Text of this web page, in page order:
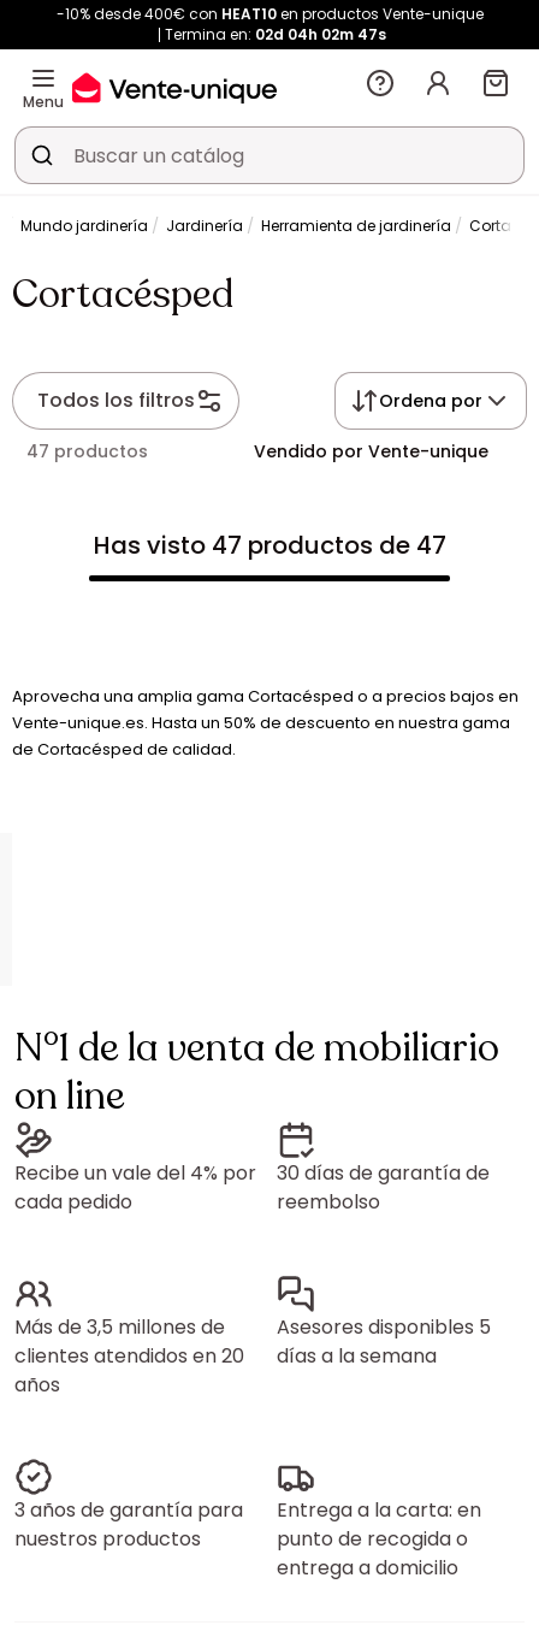
-10% desde 400€ con HEAT10en productos Vente-unique
Termina en: 02d 04h 02m 46s
Menu
Mundo jardinería Jardinería Herramienta de jardinería
Cortacésped
Todos los filtros Ordena por
47 productos Vendido por Vente-unique
Has visto 47 productos de 47
Aprovecha una amplia gama Cortacésped o a precios bajos en
Vente-unique.es. Hasta un 50% de descuento en nuestra gama
de Cortacésped de calidad.
N°1 de la venta de mobiliario
on line
Recibe un vale del 4% por
cada pedido
30 días de garantía de
reembolso
Más de 3,5 millones de
clientes atendidos en 20
años
Asesores disponibles 5
días a la semana
3 años de garantía para
nuestros productos
Entrega a la carta: en
punto de recogida o
entrega a domicilio